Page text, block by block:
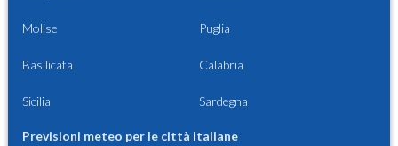
Molise Puglia
Basilicata Calabria
Sicilia Sardegna
Previsioni meteo per le città italiane